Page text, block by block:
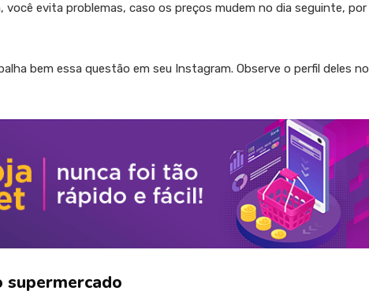
você evita problemas, caso os preços mudem no dia seguinte, por
bem essa questão em seu Instagram. Observe o perfil deles no
supermercado